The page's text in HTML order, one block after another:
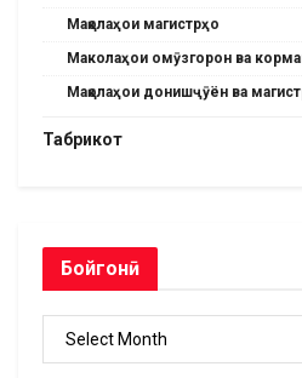
Мақолаҳои магистрҳо
Маколаҳои омӯзгорон ва
Мақолаҳои донишҷӯён ва
Табрикот
Бойгонӣ